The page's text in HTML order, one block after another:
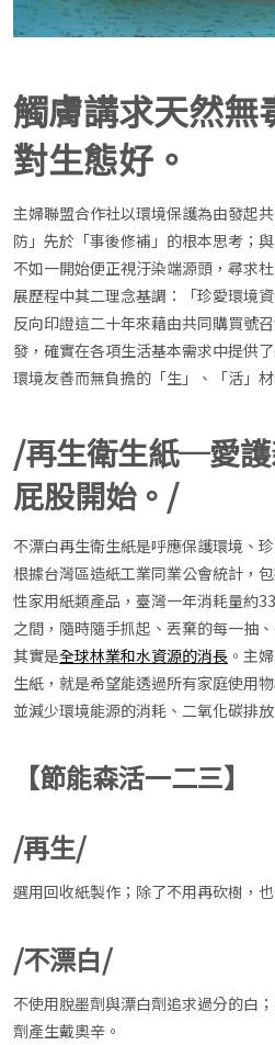
觸膚講求天然無
對生態好。
主婦聯盟合作社以環境保護為由發起
防」先於「事後修補」的根本思考；
不如一開始便正視汙染端源頭，尋求
展歷程中其二理念基調：「珍愛環境
反向印證這二十年來藉由共同購買號
發，確實在各項生活基本需求中提供
環境友善而無負擔的「生」、「活」材
/再生衛生紙─愛
屁股開始。/
不漂白再生衛生紙是呼應保護環境、
根據台灣區造紙工業同業公會統計，
性家用紙類產品，臺灣一年消耗量約
之間，隨時隨手抓起、丟棄的每一抽
其實是全球林業和水資源的消長 。主
生紙，就是希望能透過所有家庭使用
並減少環境能源的消耗、二氧化碳排放
【節能森活一二三】
/再生/
選用回收紙製作；除了不用再砍樹，
/不漂白/
不使用脫墨劑與漂白劑追求過分的白
劑產生戴奧辛。